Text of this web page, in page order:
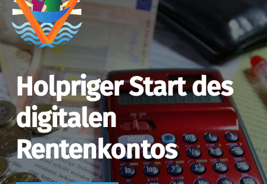
Holpriger Start des
digitalen
Rentenkontos